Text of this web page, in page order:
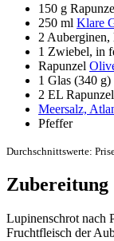
150 g
250 ml Klare
2 Auberginen,
1 Zwiebel, in
Rapunzel
1 Glas (340 g)
2 EL Rapunzel
Meersalz,
Pfeffer
Durchschnittswerte:
Zubereitung
Lupinenschrot nach
Fruchtfleisch der